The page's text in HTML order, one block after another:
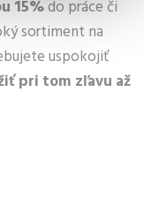
15%do práce či
sortiment na
uspokojiť
pri tom zľavu až